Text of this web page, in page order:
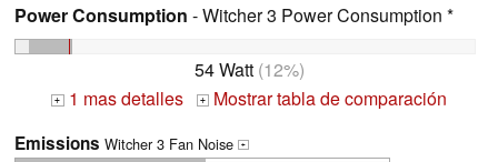
Power Consumption - Witcher 3 Power Consumption *
54 Watt(12%)
+ 1 mas detalles + Mostrar tabla de comparación
Emissions Witcher 3 Fan Noise +